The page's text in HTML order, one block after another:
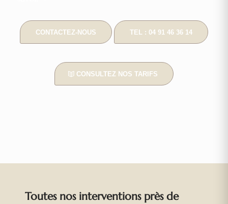
CONTACTEZ-NOUS TEL : 04 91 46 36 14
CONSULTEZ NOS TARIFS
Toutes nos interventions près de